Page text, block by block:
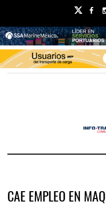
CAE EMPLEO EN